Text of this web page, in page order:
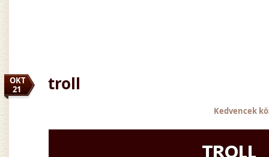
OKT
21
troll
Kedvencek